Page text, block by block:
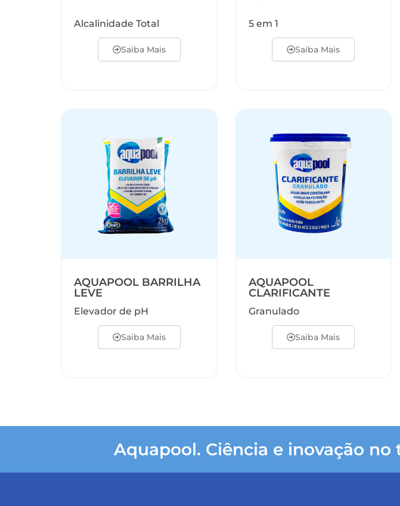
Alcalinidade Total
Saiba Mais
5 em 1
Saiba Mais
AQUAPOOL BARRILHA
LEVE
Elevador de pH
Saiba Mais
AQUAPOOL
CLARIFICANTE
Granulado
Saiba Mais
Aquapool. Ciência e inovação